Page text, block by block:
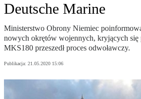
Deutsche Marine
Ministerstwo Obrony Niemiec
nowych okrętów wojennych, kryjących się
MKS180 przeszedł proces odwoławczy.
Publikacja: 21.05.2020 15:06